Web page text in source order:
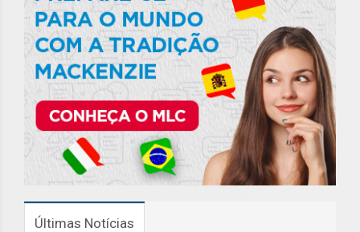
Últimas Notícias